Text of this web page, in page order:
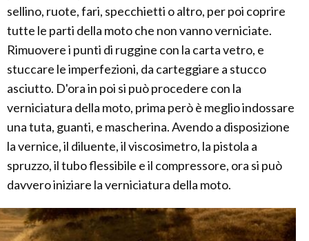
sellino, ruote, fari, specchietti o altro, per poi coprire
tutte le parti della moto che non vanno verniciate.
Rimuovere i punti di ruggine con la carta vetro, e
stuccare le imperfezioni, da carteggiare a stucco
asciutto. D'ora in poi si può procedere con la
verniciatura della moto, prima però è meglio indossare
una tuta, guanti, e mascherina. Avendo a disposizione
la vernice, il diluente, il viscosimetro, la pistola a
spruzzo, il tubo flessibile e il compressore, ora si può
davvero iniziare la verniciatura della moto.